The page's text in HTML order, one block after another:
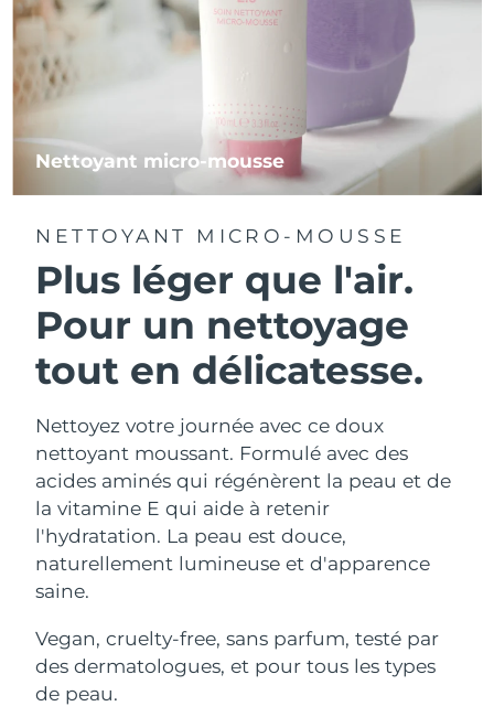
Nettoyant micro-mousse
NETTOYANT MICRO-MOUSSE
Plus léger que l'air.
Pour un nettoyage
tout en délicatesse.
Nettoyez votre journée avec ce doux
nettoyant moussant. Formulé avec des
acides aminés qui régénèrent la peau et de
la vitamine E qui aide à retenir
l'hydratation. La peau est douce,
naturellement lumineuse et d'apparence
saine.
Vegan, cruelty-free, sans parfum, testé par
des dermatologues, et pour tous les types
de peau.